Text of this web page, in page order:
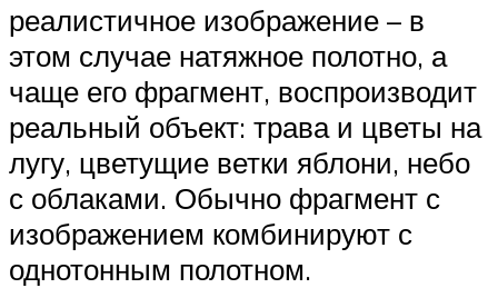
реалистичное изображение – в
этом случае натяжное полотно, а
чаще его фрагмент, воспроизводит
реальный объект: трава и цветы на
лугу, цветущие ветки яблони, небо
с облаками. Обычно фрагмент с
изображением комбинируют с
однотонным полотном.